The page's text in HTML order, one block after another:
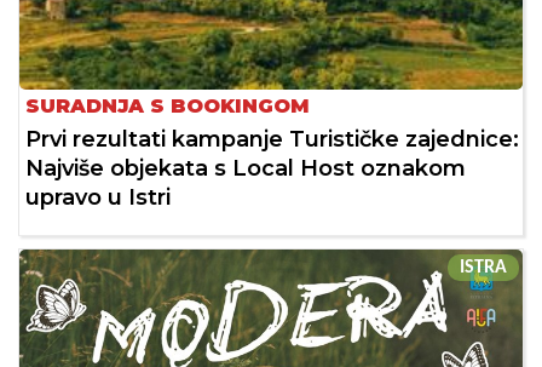
SURADNJA S BOOKINGOM
Prvi rezultati kampanje Turističke zajednice:
Najviše objekata s Local Host oznakom
upravo u Istri
ISTRA